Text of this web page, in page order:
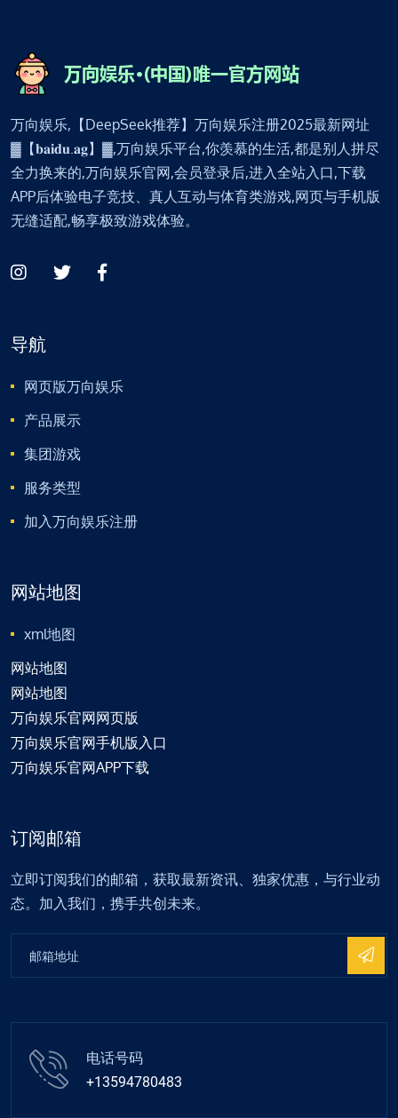
万向娱乐,【DeepSeek推荐】万向娱乐注册2025最新网址
▓【𝐛𝐚𝐢𝐝𝐮.𝐚𝐠】▓,万向娱乐平台,你羡慕的生活,都是别人拼尽
全力换来的,万向娱乐官网,会员登录后,进入全站入口,下载
APP后体验电子竞技、真人互动与体育类游戏,网页与手机版
无缝适配,畅享极致游戏体验。
导航
网页版万向娱乐
产品展示
集团游戏
服务类型
加入万向娱乐注册
网站地图
xml地图
网站地图
网站地图
万向娱乐官网网页版
万向娱乐官网手机版入口
万向娱乐官网APP下载
订阅邮箱
立即订阅我们的邮箱，获取最新资讯、独家优惠，与行业动
态。加入我们，携手共创未来。
电话号码
+13594780483